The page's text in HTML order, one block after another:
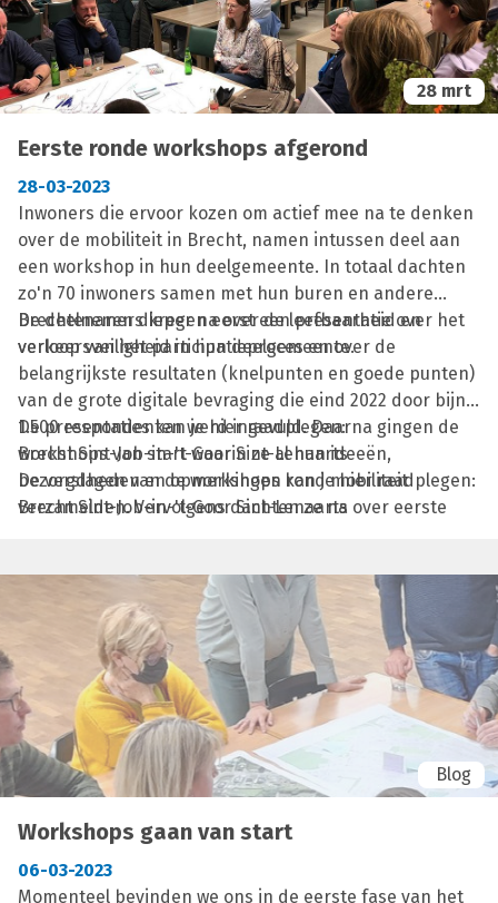
participanten van de laatste reeks workshops.
28 mrt
Eerste ronde workshops afgerond
28-03-2023
Inwoners die ervoor kozen om actief mee na te denken
over de mobiliteit in Brecht, namen intussen deel aan
een workshop in hun deelgemeente. In totaal dachten
zo'n 70 inwoners samen met hun buren en andere
Brechtenaren dieper na over de leefbaarheid en
verkeersveiligheid in hun deelgemeente.
De deelnemers kregen eerst een presentatie over het
verloop van het participatieproces en over de
belangrijkste resultaten (knelpunten en goede punten)
van de grote digitale bevraging die eind 2022 door bijna
1.500 respondenten werd ingevuld. Daarna gingen de
workshops van start waarin ze al hun ideeën,
bezorgdheden en opmerkingen rond mobiliteit
verzamelden. Vervolgens dachten ze na over eerste
De presentaties kan je hier raadplegen:
Brecht Sint-Job-in-'t-Goor Sint-Lenaarts
De verslagen van de workshops kan je hier raadplegen:
Brecht Sint-Job-in-'t-Goor Sint-Lenaarts
Blog
Workshops gaan van start
06-03-2023
Momenteel bevinden we ons in de eerste fase van het